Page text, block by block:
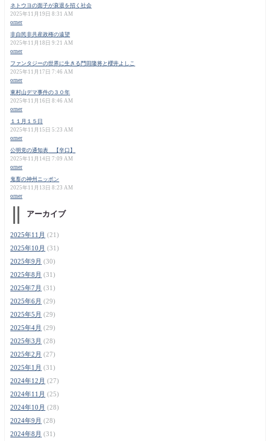
ネトウヨの面子が衰退を招く社会
2025年11月19日 8:31 AM
orner
非自民非共産政権の遠望
2025年11月18日 9:21 AM
orner
ファンタジーの世界に生きる門田隆将と櫻井よしこ
2025年11月17日 7:46 AM
orner
東村山デマ事件の３０年
2025年11月16日 8:46 AM
orner
１１月１５日
2025年11月15日 5:23 AM
orner
公明党の通知表 【辛口】
2025年11月14日 7:09 AM
orner
鬼畜の神州ニッポン
2025年11月13日 8:23 AM
orner
アーカイブ
2025年11月 (21)
2025年10月 (31)
2025年9月 (30)
2025年8月 (31)
2025年7月 (31)
2025年6月 (29)
2025年5月 (29)
2025年4月 (29)
2025年3月 (28)
2025年2月 (27)
2025年1月 (31)
2024年12月 (27)
2024年11月 (25)
2024年10月 (28)
2024年9月 (28)
2024年8月 (31)